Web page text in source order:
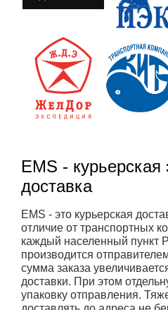
EMS - курьерская
доставка
EMS - это курьерская
отличие от транспортных
каждый населенный пункт
производится
сумма заказа
доставки. При этом
упаковку отправления.